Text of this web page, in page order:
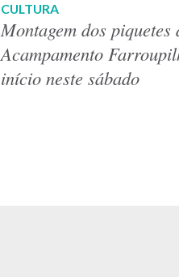
CULTURA
Montagem dos piquetes
Acampamento
início neste sábado